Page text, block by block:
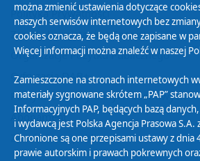
Polityka Prywatności
Zasady korzystania z Serwisu
Organizacje Pożytku Publicznego
Cyfryzacja DAB+
Polityka ochrony danych osobowych
Abonament
Zamówienia publiczne
można zmienić ustawienia dotyczące
naszych serwisów internetowych bez
cookies oznacza, że będą one zapisane w
Więcej informacji można znaleźć w naszej
Zamieszczone na stronach internetowych
materiały sygnowane skrótem „PAP”
Informacyjnych PAP, będących bazą
i wydawcą jest Polska Agencja Prasowa S.A.
Chronione są one przepisami ustawy z dnia
prawie autorskim i prawach pokrewnych